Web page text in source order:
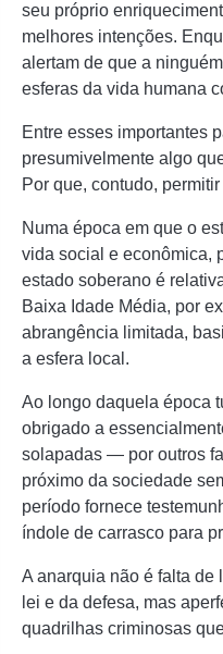
seu próprio
melhores intenções.
alertam de que a
esferas da vida humana
Entre esses importantes
presumivelmente algo
Por que, contudo,
Numa época em que o
vida social e econômica,
estado soberano é
Baixa Idade Média, por
abrangência limitada,
a esfera local.
Ao longo daquela época
obrigado a
solapadas — por outros
próximo da sociedade
período fornece
índole de carrasco para
A anarquia não é falta de
lei e da defesa, mas
quadrilhas criminosas